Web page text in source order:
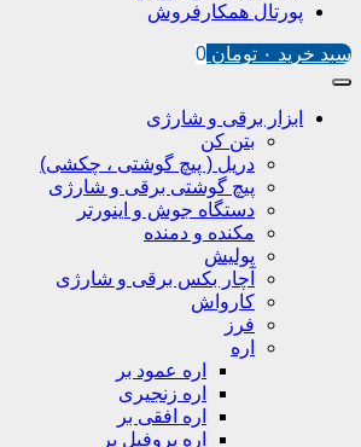
پورتال همکارفروش
سبد خرید ۰ تومان 0
ابزار برقی و شارژی
بتن کن
دریل ( پیچ گوشتی ، چکشی)
پیچ گوشتی برقی و شارژی
دستگاه جوش و اینورتر
مکنده و دمنده
پولیش
آچار بکس برقی و شارژی
کارواش
فرز
اره
اره عمود بر
اره زنجیری
اره افقی بر
اره پروفیل پر